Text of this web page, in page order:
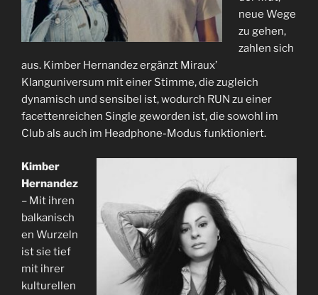
neue Wege
zu gehen,
zahlen sich
aus. Kimber Hernandez ergänzt Miraux’
Klanguniversum mit einer Stimme, die zugleich
dynamisch und sensibel ist, wodurch RUN zu einer
facettenreichen Single geworden ist, die sowohl im
Club als auch im Headphone-Modus funktioniert.
Kimber
Hernandez
– Mit ihren
balkanisch
en Wurzeln
ist sie tief
mit ihrer
kulturellen